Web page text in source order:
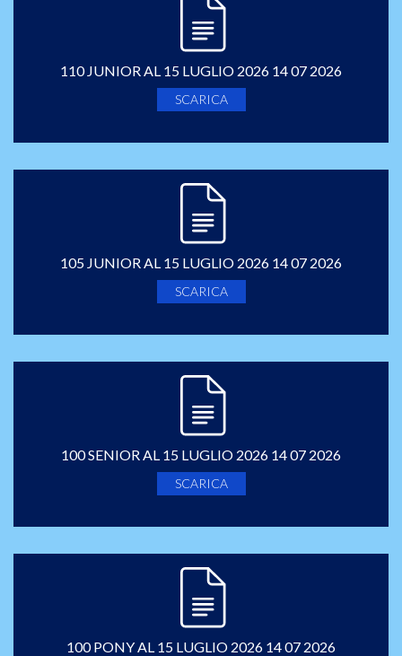
110 JUNIOR AL 15 LUGLIO 2026 14 07 2026
SCARICA
105 JUNIOR AL 15 LUGLIO 2026 14 07 2026
SCARICA
100 SENIOR AL 15 LUGLIO 2026 14 07 2026
SCARICA
100 PONY AL 15 LUGLIO 2026 14 07 2026